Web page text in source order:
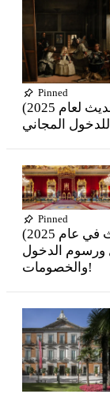
Pinned
(تم التحديث لعام 2025!) من حجز التذاكر إلى متحف
Pinned
(تم التحديث في عام 2025!) كيفية حجز القصر الملكي في
ورسوم الدخول
والخصومات!